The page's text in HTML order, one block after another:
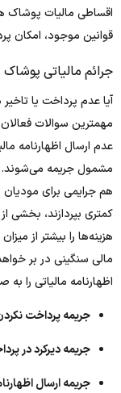
اقساطی مالیات پوشاک
قوانین موجود، امکان
جرائم مالیاتی پوشاک
آیا عدم پرداخت یا
مهمترین سوالات
عدم ارسال اظهارنامه
مشمول جریمه می‌شوند.
هم جرایمی برای
کمتری بپردازند، بخشی
هزینه‌ها را بیشتر از
مالی سنگینی در بر
اظهارنامه مالیاتی را
جریمه پرداخت
جریمه دیرکرد در
جریمه ارسال